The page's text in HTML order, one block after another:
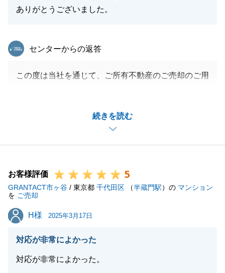
ありがとうございました。
続きを読む
東急リバブル
センターからの返答
この度は当社を通じて、ご所有不動産のご売却のご用
ることができました。
また至らない点があり、ご心配・ご迷惑をおかけして
しまいました事、お詫び申し上げます。
かしてまいりたいと思います。
今後とも、どうぞよろしくお願いいたします。
お客様評価 5
GRANTACT市ヶ谷 / 東京都 千代田区 （半蔵門駅）の マンション
を ご売却
H様
H様 2025年3月17日
対応が非常によかった
対応が非常によかった。